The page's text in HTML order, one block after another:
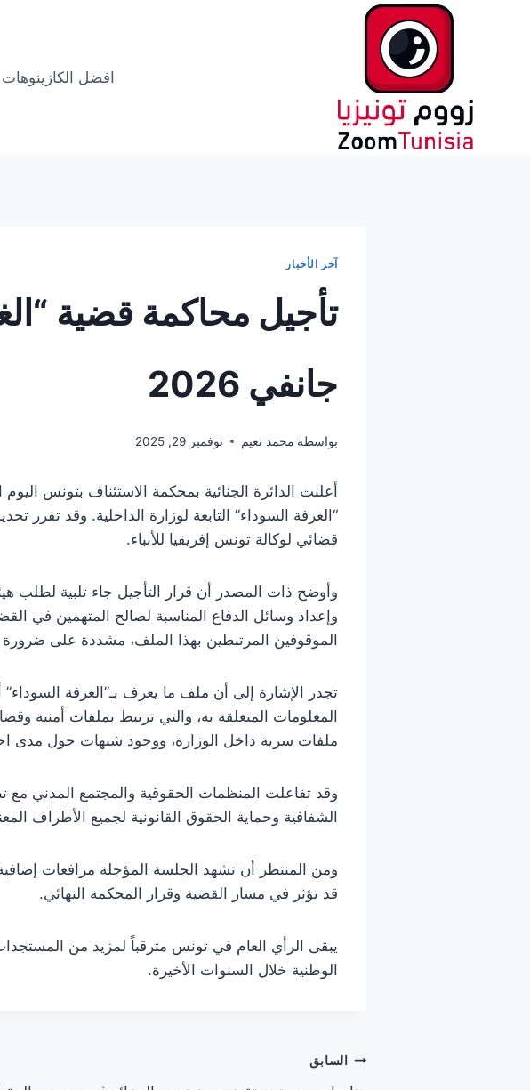
افضل الكازينوهات
آخر الأخبار
تأجيل محاكمة قضية
جانفي 2026
بواسطة محمد نعيم نوفمبر 29, 2025
قضائي لوكالة تونس إفريقيا للأنباء.
وأوضح ذات المصدر أن قرار التأجيل جاء تلبية لطلب
وإعداد وسائل الدفاع المناسبة لصالح المتهمين في
الموقوفين المرتبطين بهذا الملف، مشددة على ضرورة
تجدر الإشارة إلى أن ملف ما يعرف بـ”الغرفة
المعلومات المتعلقة به، والتي ترتبط بملفات أمنية
ملفات سرية داخل الوزارة، ووجود شبهات حول مدى
وقد تفاعلت المنظمات الحقوقية والمجتمع المدني
الشفافية وحماية الحقوق القانونية لجميع الأطراف
ومن المنتظر أن تشهد الجلسة المؤجلة مرافعات
قد تؤثر في مسار القضية وقرار المحكمة النهائي.
يبقى الرأي العام في تونس مترقباً لمزيد من
الوطنية خلال السنوات الأخيرة.
تصفّح
السابق